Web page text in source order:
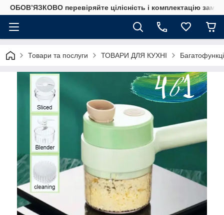
ОБОВ’ЯЗКОВО перевіряйте цілісність і комплектацію
Товари та послуги ТОВАРИ ДЛЯ КУХНІ